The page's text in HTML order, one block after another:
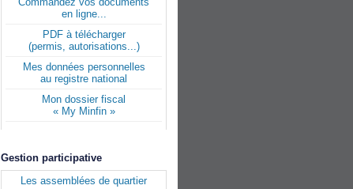
en ligne...
PDF à télécharger
(permis, autorisations...)
Mes données personnelles
au registre national
Mon dossier fiscal
« My Minfin »
Gestion participative
Les assemblées de quartier